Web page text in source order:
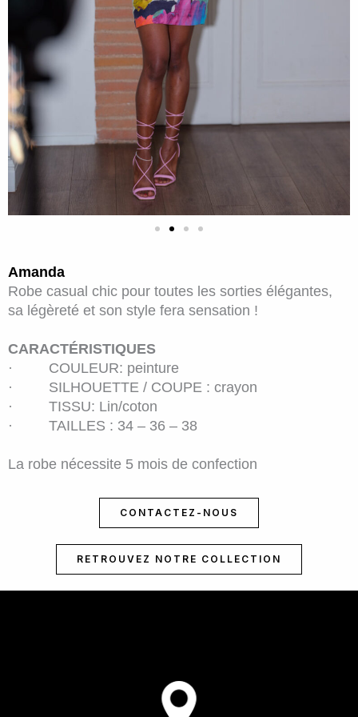
Amanda
Robe casual chic pour toutes les sorties élégantes,
sa légèreté et son style fera sensation !
CARACTÉRISTIQUES
· COULEUR: peinture
· SILHOUETTE / COUPE : crayon
· TISSU: Lin/coton
· TAILLES : 34 – 36 – 38
La robe nécessite 5 mois de confection
CONTACTEZ-NOUS
RETROUVEZ NOTRE COLLECTION